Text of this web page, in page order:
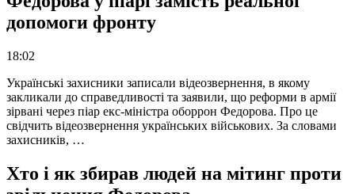
допомоги фронту
18:02
Українські захисники записали відеозвернення, в якому
закликали до справедливості та заявили, що реформи в армії
зірвані через піар екс-міністра оборрон Федорова. Про це
свідчить відеозвернення українських військових. За словами
захисників, …
Хто і як збирав людей на мітинг проти